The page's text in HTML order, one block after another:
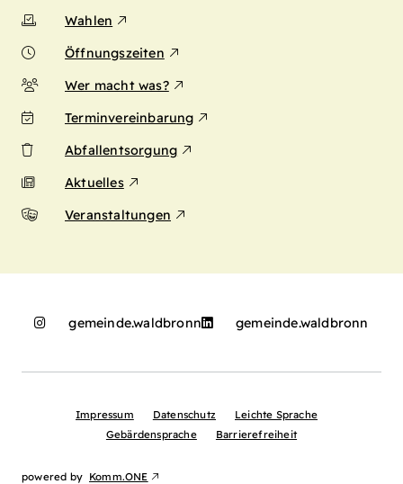
Wahlen
Öffnungszeiten
Wer macht was?
Terminvereinbarung
Abfallentsorgung
Aktuelles
Veranstaltungen
gemeinde.waldbronn gemeinde.waldbronn
Impressum Datenschutz
Leichte Sprache
Gebärdensprache
Barrierefreiheit
powered by Komm.ONE